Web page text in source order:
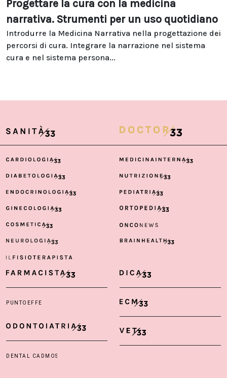
Progettare la cura con la medicina
narrativa. Strumenti per un uso quotidiano
Introdurre la Medicina Narrativa nella progettazione dei
percorsi di cura. Integrare la narrazione nel sistema
cura e nel sistema persona...